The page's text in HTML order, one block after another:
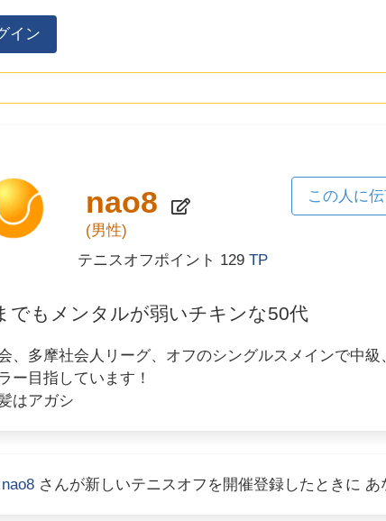
イン
nao8
(男性)
テニスオフポイント 129 TP
この人に
でもメンタルが弱いチキンな50代
、多摩社会人リーグ、オフのシングルスメインで中
ー目指しています！
はアガシ
nao8さんが新しいテニスオフを開催登録したときに あ